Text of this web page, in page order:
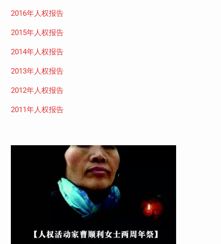
2016年人权报告
2015年人权报告
2014年人权报告
2013年人权报告
2012年人权报告
2011年人权报告